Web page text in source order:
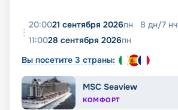
20:0021 сентября 2026пн 8 дн/7 нч
11:0028 сентября 2026пн
Вы посетите 3 страны:
MSC Seaview
КОМФОРТ